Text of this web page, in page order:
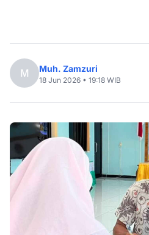
M Muh. Zamzuri
18 Jun 2026 • 19:18 WIB